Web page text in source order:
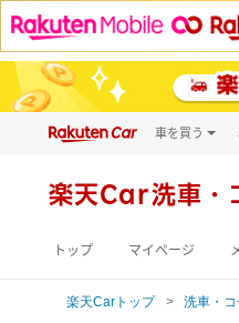
車を買う
新車
楽天Car洗車・
トップ マイページ
楽天Carトップ 洗車・